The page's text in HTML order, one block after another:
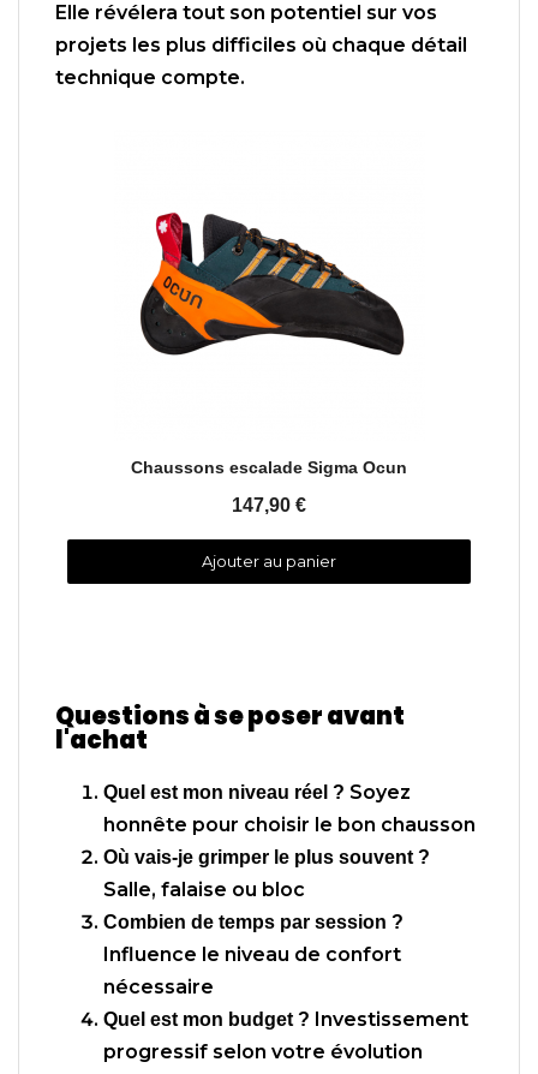
Elle révélera tout son potentiel sur vos
projets les plus difficiles où chaque détail
technique compte.
Aperçu rapide
Chaussons escalade Sigma Ocun
147,90 €
Ajouter au panier
Questions à se poser avant
l'achat
Quel est mon niveau réel ? Soyez
honnête pour choisir le bon chausson
Où vais-je grimper le plus souvent ?
Salle, falaise ou bloc
Combien de temps par session ?
Influence le niveau de confort
nécessaire
Quel est mon budget ? Investissement
progressif selon votre évolution